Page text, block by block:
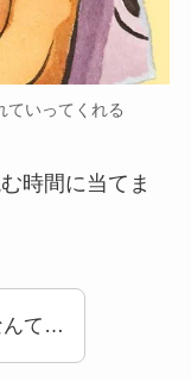
ていってくれる
時間に当てま
んて…